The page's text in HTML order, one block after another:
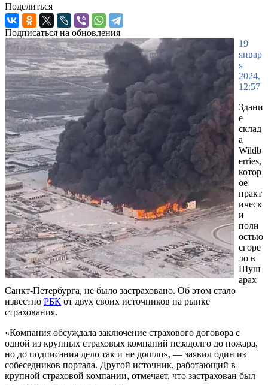
Поделиться
Подписаться на обновления
19
январ
я
2024,
12:57
Здани
е
склад
а
Wildb
erries,
котор
ое
практ
ическ
и
полн
остью
сгоре
ло в
Шуш
арах
Санкт-Петербурга, не было застраховано. Об этом стало
известно РБК от двух своих источников на рынке
страхования.
«Компания обсуждала заключение страхового договора с
одной из крупных страховых компаний незадолго до пожара,
но до подписания дело так и не дошло», — заявил один из
собеседников портала. Другой источник, работающий в
крупной страховой компании, отмечает, что застрахован был